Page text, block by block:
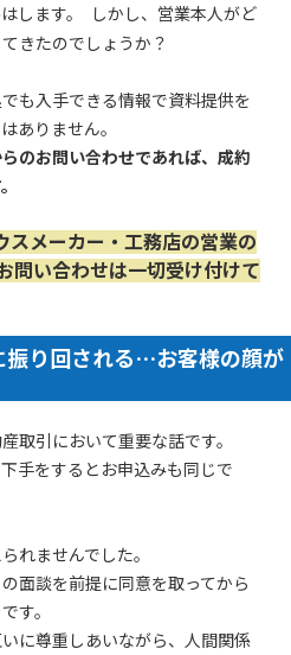
します。
しかし、営業本人がど
きたのでしょうか？
も入手できる情報で資料提供を
ありません。
のお問い合わせであれば、成約
スメーカー・工務店の営業の
問い合わせは一切受け付けて
振り回される…お客様の顔が
取引において重要な話です。
手をするとお申込みも同じで
れませんでした。
面談を前提に同意を取ってから
す。
に尊重しあいながら、人間関係